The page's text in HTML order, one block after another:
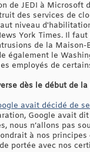
de JEDI à Microsoft
des services de
niveau
York Times. Il
de la
également le
employés de
dès le début de
avait décidé de
Google avait
nous n’allons pas
à nos
portée avec nos